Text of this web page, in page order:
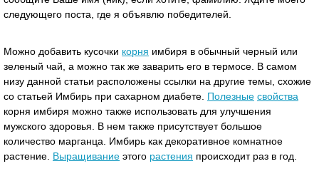
следующего поста, где я объявлю победителей.
Можно добавить кусочки корня имбиря в обычный черный или
зеленый чай, а можно так же заварить его в термосе. В самом
низу данной статьи расположены ссылки на другие темы, схожие
со статьей Имбирь при сахарном диабете. Полезные свойства
корня имбиря можно также использовать для улучшения
мужского здоровья. В нем также присутствует большое
количество марганца. Имбирь как декоративное комнатное
растение. Выращивание этого растения происходит раз в год.